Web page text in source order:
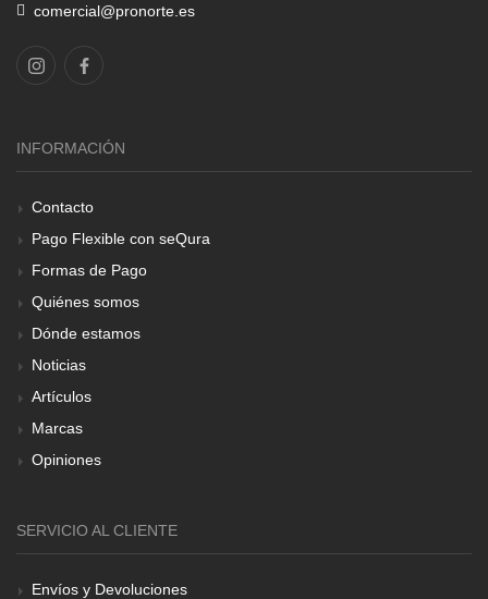
comercial@pronorte.es
INFORMACIÓN
Contacto
Pago Flexible con seQura
Formas de Pago
Quiénes somos
Dónde estamos
Noticias
Artículos
Marcas
Opiniones
SERVICIO AL CLIENTE
Envíos y Devoluciones